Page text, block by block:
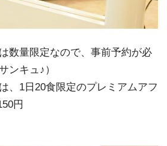
数量限定なので、事前予約が必
ンキュ♪）
、1日20食限定のプレミアムアフ
円